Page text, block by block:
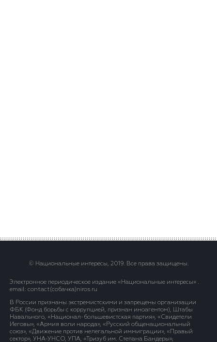
© Национальные интересы, 2019. Все права защищены.
Электронное периодическое издание «Национальные интересы» .
email: contact(сoбaчка)niros.ru
В России признаны экстремистскими и запрещены организации
ФБК (Фонд борьбы с коррупцией, признан иноагентом), Штабы
Навального, «Национал-большевистская партия», «Свидетели
Иеговы», «Армия воли народа», «Русский общенациональный
союз», «Движение против нелегальной иммиграции», «Правый
сектор», УНА-УНСО, УПА, «Тризуб им. Степана Бандеры»,